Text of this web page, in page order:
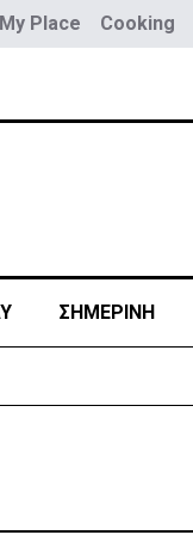
My Place Cooking
ΣΗΜΕΡΙΝΗ